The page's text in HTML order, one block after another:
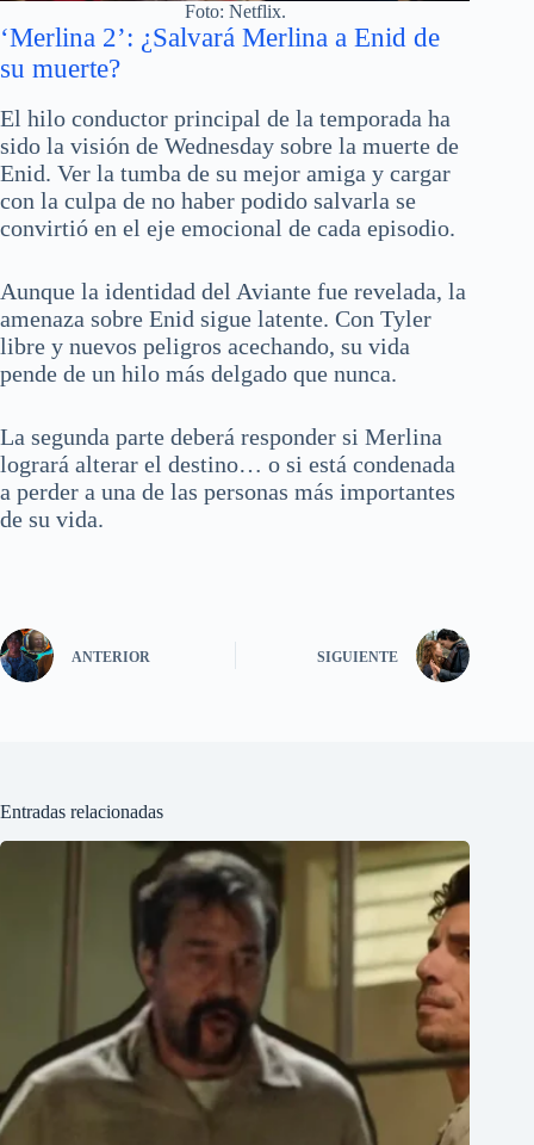
Foto: Netflix.
‘Merlina 2’: ¿Salvará Merlina a Enid de
su muerte?
El hilo conductor principal de la temporada ha
sido la visión de Wednesday sobre la muerte de
Enid. Ver la tumba de su mejor amiga y cargar
con la culpa de no haber podido salvarla se
convirtió en el eje emocional de cada episodio.
Aunque la identidad del Aviante fue revelada, la
amenaza sobre Enid sigue latente. Con Tyler
libre y nuevos peligros acechando, su vida
pende de un hilo más delgado que nunca.
La segunda parte deberá responder si Merlina
logrará alterar el destino… o si está condenada
a perder a una de las personas más importantes
de su vida.
ANTERIOR SIGUIENTE
Entradas relacionadas